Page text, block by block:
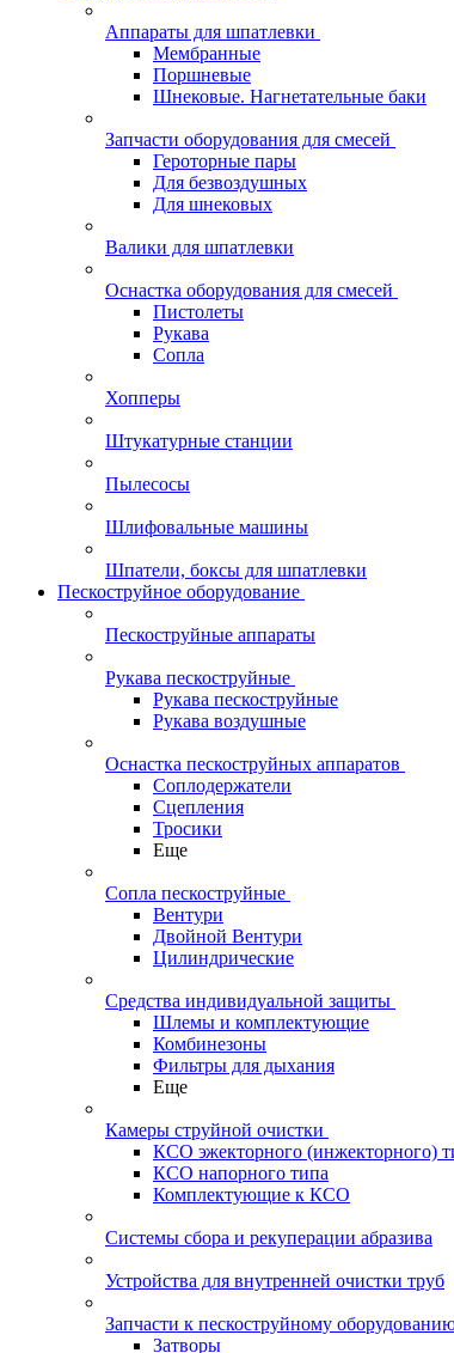
Аппараты для шпатлевки
Мембранные
Поршневые
Шнековые. Нагнетательные баки
Запчасти оборудования для смесей
Героторные пары
Для безвоздушных
Для шнековых
Валики для шпатлевки
Оснастка оборудования для смесей
Пистолеты
Рукава
Сопла
Хопперы
Штукатурные станции
Пылесосы
Шлифовальные машины
Шпатели, боксы для шпатлевки
Пескоструйное оборудование
Пескоструйные аппараты
Рукава пескоструйные
Рукава пескоструйные
Рукава воздушные
Оснастка пескоструйных аппаратов
Соплодержатели
Сцепления
Тросики
Еще
Сопла пескоструйные
Вентури
Двойной Вентури
Цилиндрические
Средства индивидуальной защиты
Шлемы и комплектующие
Комбинезоны
Фильтры для дыхания
Еще
Камеры струйной очистки
КСО эжекторного (инжекторного)
КСО напорного типа
Комплектующие к КСО
Системы сбора и рекуперации абразива
Устройства для внутренней очистки труб
Запчасти к пескоструйному
Затворы